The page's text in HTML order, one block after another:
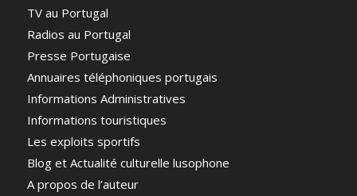
TV au Portugal
Radios au Portugal
Presse Portugaise
Annuaires téléphoniques portugais
Informations Administratives
Informations touristiques
Les exploits sportifs
Blog et Actualité culturelle lusophone
A propos de l’auteur